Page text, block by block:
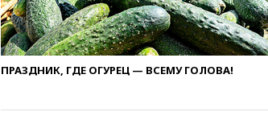
ПРАЗДНИК, ГДЕ ОГУРЕЦ — ВСЕМУ ГОЛОВА!